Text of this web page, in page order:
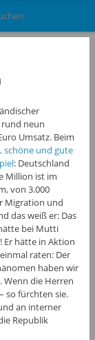
neun
Umsatz. Beim
schöne und gute
: Deutschland
Million ist im
von 3.000
Migration und
das weiß er: Das
bei Mutti
Er hätte in Aktion
raten: Der
haben wir
Wenn die Herren
so fürchten sie.
an interner
Republik